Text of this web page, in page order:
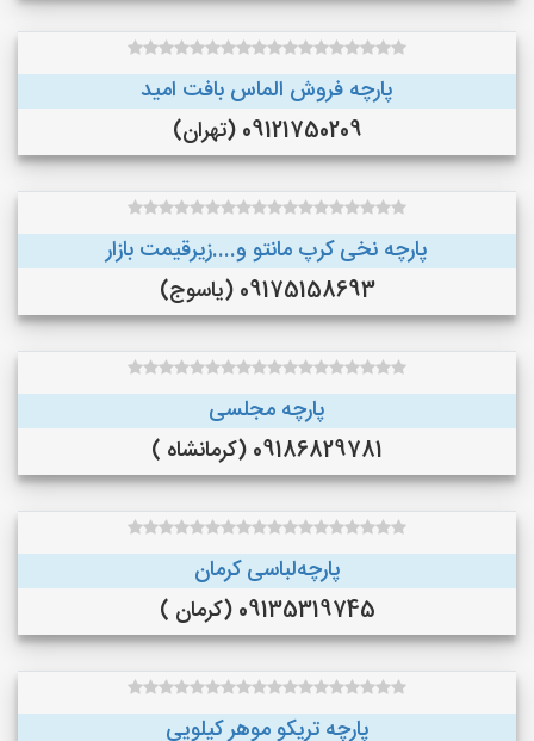
پارچه فروش الماس بافت امید
09121750209 (تهران)
پارچه نخی کرپ مانتو و....زیرقیمت بازار
09175158693 (یاسوج)
پارچه مجلسی
09186829781 (کرمانشاه )
پارچه‌لباسی کرمان
09135319745 (کرمان )
پارچه تریکو موهر کیلویی